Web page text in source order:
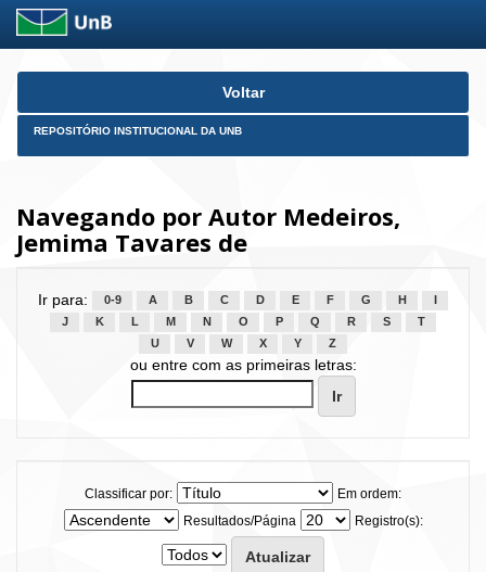
Skip
Voltar
REPOSITÓRIO INSTITUCIONAL DA UNB
Navegando por Autor Medeiros,
Jemima Tavares de
Ir para: 0-9 A B C D E F G H
J
K L M N O P Q R S
T
U
V W X Y Z
ou entre com as primeiras letras:
Classificar por:
Em ordem:
Resultados/Página
Registro(s):